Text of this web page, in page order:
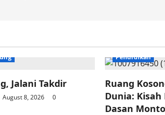
Jalani Takdir
August 8, 2026 0
Pendidikan
Ruang
Dunia: Kisah
Dasan